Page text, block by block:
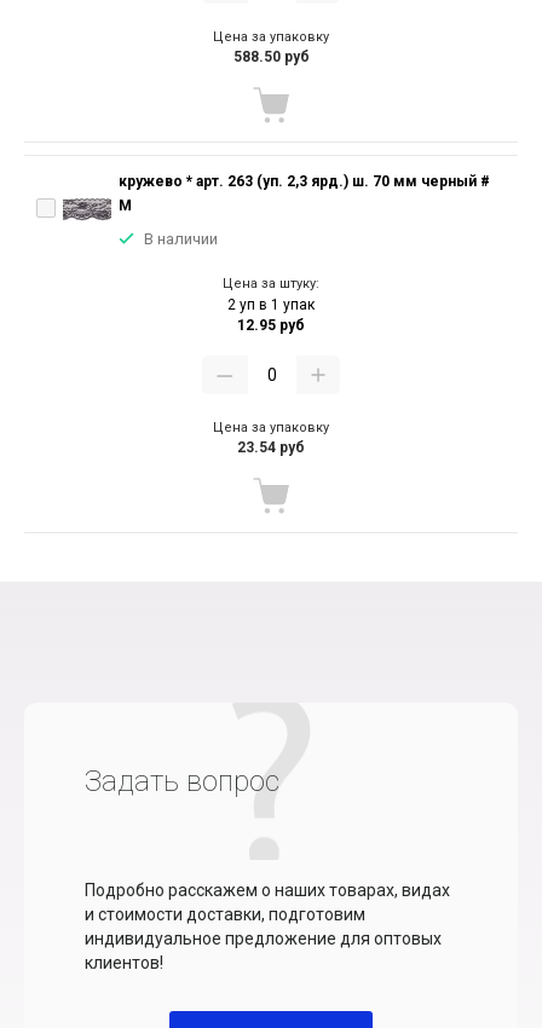
Цена за упаковку
588.50 руб
кружево * арт. 263 (уп. 2,3 ярд.) ш. 70 мм черный #
M
В наличии
Цена за штуку:
2 уп в 1 упак
12.95 руб
Цена за упаковку
23.54 руб
Задать вопрос
Подробно расскажем о наших товарах, видах
и стоимости доставки, подготовим
индивидуальное предложение для оптовых
клиентов!